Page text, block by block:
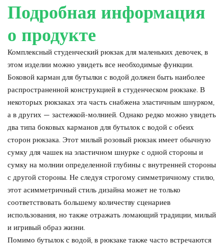
Подробная информация
о продукте
Комплексный студенческий рюкзак для маленьких девочек, в
этом изделии можно увидеть все необходимые функции.
Боковой карман для бутылки с водой должен быть наиболее
распространенной конструкцией в студенческом рюкзаке. В
некоторых рюкзаках эта часть снабжена эластичным шнурком,
а в других — застежкой-молнией. Однако редко можно увидеть
два типа боковых карманов для бутылок с водой с обеих
сторон рюкзака. Этот милый розовый рюкзак имеет обычную
сумку для чашек на эластичном шнурке с одной стороны и
сумку на молнии определенной глубины с внутренней стороны
с другой стороны. Не следуя строгому симметричному стилю,
этот асимметричный стиль дизайна может не только
соответствовать большему количеству сценариев
использования, но также отражать ломающий традиции, милый
и игривый образ жизни.
Помимо бутылок с водой, в рюкзаке также часто встречаются